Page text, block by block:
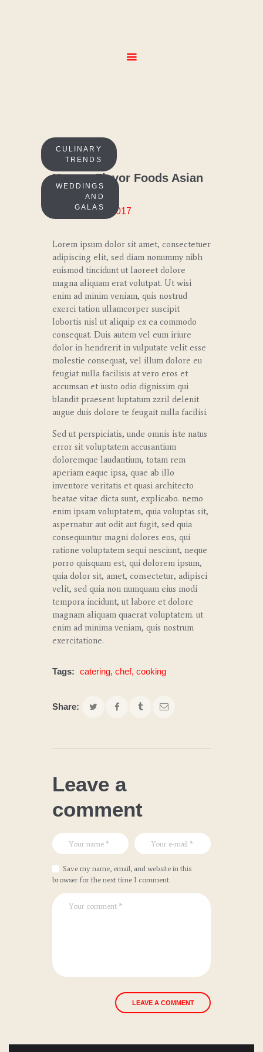
GALLERY
CONTACT
CULINARY
TRENDS
WEDDINGS
AND
GALAS
How to Flavor Foods Asian
Pantry
September 8, 2017
Lorem ipsum dolor sit amet, consectetuer
adipiscing elit, sed diam nonummy nibh
euismod tincidunt ut laoreet dolore
magna aliquam erat volutpat. Ut wisi
enim ad minim veniam, quis nostrud
exerci tation ullamcorper suscipit
lobortis nisl ut aliquip ex ea commodo
consequat. Duis autem vel eum iriure
dolor in hendrerit in vulputate velit esse
molestie consequat, vel illum dolore eu
feugiat nulla facilisis at vero eros et
accumsan et iusto odio dignissim qui
blandit praesent luptatum zzril delenit
augue duis dolore te feugait nulla facilisi.
Sed ut perspiciatis, unde omnis iste natus
error sit voluptatem accusantium
doloremque laudantium, totam rem
aperiam eaque ipsa, quae ab illo
inventore veritatis et quasi architecto
beatae vitae dicta sunt, explicabo. nemo
enim ipsam voluptatem, quia voluptas sit,
aspernatur aut odit aut fugit, sed quia
consequuntur magni dolores eos, qui
ratione voluptatem sequi nesciunt, neque
porro quisquam est, qui dolorem ipsum,
quia dolor sit, amet, consectetur, adipisci
velit, sed quia non numquam eius modi
tempora incidunt, ut labore et dolore
magnam aliquam quaerat voluptatem. ut
enim ad minima veniam, quis nostrum
exercitatione.
Tags: catering,chef,cooking
Share:
Leave a
comment
Save my name, email, and website in this
browser for the next time I comment.